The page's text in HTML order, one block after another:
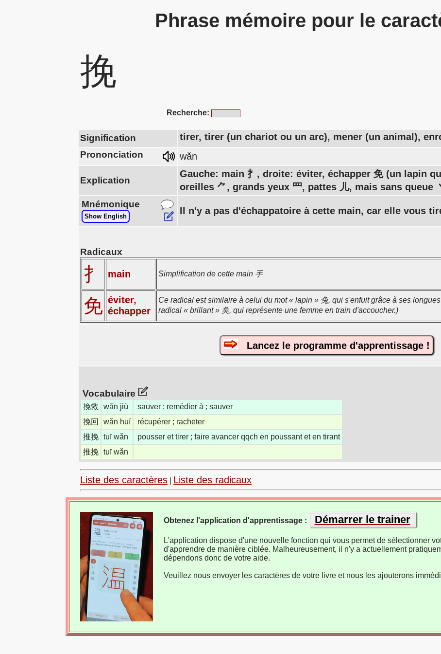
Phrase mémoire pour le
挽
Recherche:
Signification tirer, tirer (un chariot ou un arc), mener (un animal),
Prononciation wǎn
Explication
Gauche: main 扌, droite: éviter, échapper 免 (un lapin
oreilles ⺈, grands yeux 罒, pattes 儿, mais sans queue
Mnémonique
Show English
Il n'y a pas d'échappatoire à cette main, car elle vous
Radicaux
扌 main Simplification de cette main 手
免 éviter,
échapper
Ce radical est similaire à celui du mot « lapin » 兔, qui s'enfuit grâce à ses
radical « brillant » 奂, qui représente une femme en train d'accoucher.)
Lancez le programme d'apprentissage !
Vocabulaire
挽救 wǎn jiù
sauver ; remédier à ; sauver
挽回
wǎn huí
récupérer ; racheter
推挽 tuī wǎn
pousser et tirer ; faire avancer qqch en poussant et en tirant
推挽 tuī wǎn
Liste des caractères Liste des radicaux
Obtenez l'application d'apprentissage : Démarrer le trainer
L'application dispose d'une nouvelle fonction qui vous permet de sélectionner
d'apprendre de manière ciblée. Malheureusement, il n'y a actuellement
dépendons donc de votre aide.
Veuillez nous envoyer les caractères de votre livre et nous les ajouterons